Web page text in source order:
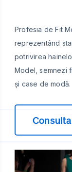
Profesia de Fit
reprezentând
potrivirea
Model, semnezi
și case de modă.